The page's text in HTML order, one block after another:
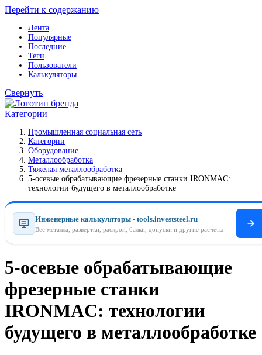
Перейти к содержанию
Лента
Популярные
Последние
Теги
Пользователи
Калькуляторы
Свернуть
Категории
Промышленная социальная сеть
Категории
Оборудование
Металлообработка
Тяжелая металлообработка
5-осевые обрабатывающие фрезерные станки IRONMAC:
технологии будущего в металлообработке
Инженерные калькуляторы - tools.investsteel.ru
Вес металла, развёртки, раскрой, балки, допуски и другие расчёты
5-осевые обрабатывающие
фрезерные станки
IRONMAC: технологии
будущего в металлообработке